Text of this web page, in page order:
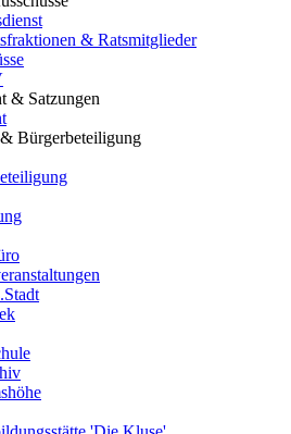
& Ratsmitglieder
& Satzungen
Bürgerbeteiligung